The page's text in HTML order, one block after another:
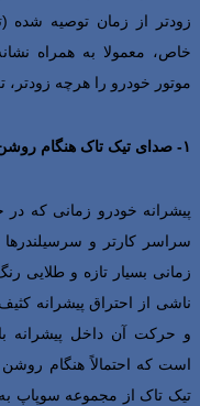
زودتر از زمان توصیه شده
خاص، معمولا به همراه
موتور خودرو را هرچه زودتر،
۱- صدای تیک تاک هنگام روشن شدن موتور
پیشرانه خودرو زمانی که
سراسر کارتر و
زمانی بسیار تازه و طلایی
ناشی از احتراق پیشرانه
و حرکت آن داخل پیشرانه
است که احتمالاً هنگام
تیک تاک از مجموعه سوپاپ